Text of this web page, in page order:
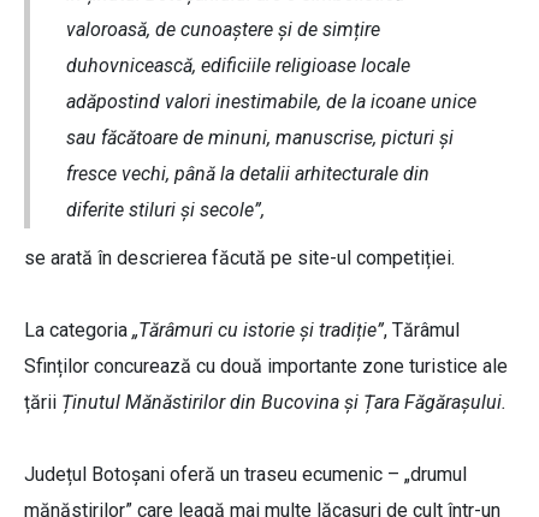
valoroasă, de cunoaștere și de simțire
duhovnicească, edificiile religioase locale
adăpostind valori inestimabile, de la icoane unice
sau făcătoare de minuni, manuscrise, picturi și
fresce vechi, până la detalii arhitecturale din
diferite stiluri și secole”,
se arată în descrierea făcută pe site-ul competiției.
La categoria „Tărâmuri cu istorie și tradiție”, Tărâmul
Sfinților concurează cu două importante zone turistice ale
țării Ținutul Mănăstirilor din Bucovina și Țara Făgărașului.
Județul Botoșani oferă un traseu ecumenic – „drumul
mănăstirilor” care leagă mai multe lăcașuri de cult într-un